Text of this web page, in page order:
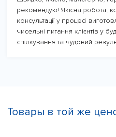
рекомендую! Якісна робота,
консультації у процесі
чисельні питання клієнтів у
спілкування та чудовий
Товары в той же